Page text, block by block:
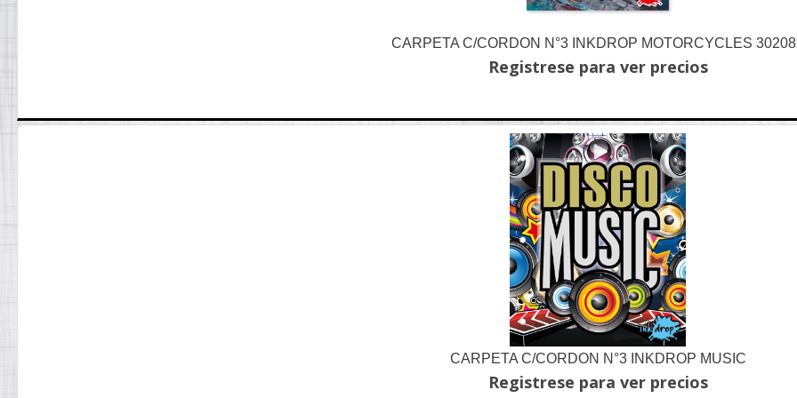
CARPETA C/CORDON N°3 INKDROP MOTORCYCLES
Registrese para ver precios
CARPETA C/CORDON N°3 INKDROP MUSIC
Registrese para ver precios